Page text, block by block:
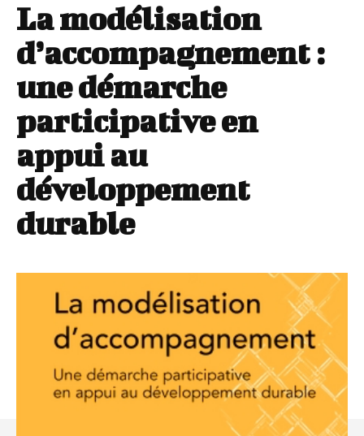
La modélisation
d’accompagnement :
une démarche
participative en
appui au
développement
durable